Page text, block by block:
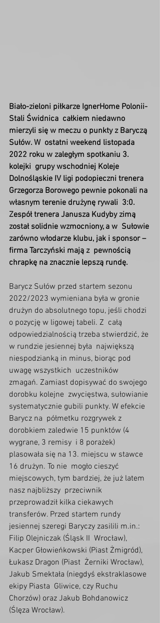
Biało-zieloni piłkarze IgnerHome Polonii-
Stali Świdnica  całkiem niedawno
mierzyli się w meczu o punkty z Baryczą
Sułów. W  ostatni weekend listopada
2022 roku w zaległym spotkaniu 3.
kolejki  grupy wschodniej Koleje
Dolnośląskie IV ligi podopieczni trenera
Grzegorza Borowego pewnie pokonali na
własnym terenie drużynę rywali  3:0.
Zespół trenera Janusza Kudyby zimą
został solidnie wzmocniony, a w  Sułowie
zarówno włodarze klubu, jak i sponsor –
firma Tarczyński mają z  pewnością
chrapkę na znacznie lepszą rundę.
Barycz Sułów przed startem sezonu
2022/2023 wymieniana była w gronie
drużyn do absolutnego topu, jeśli chodzi
o pozycję w ligowej tabeli. Z  całą
odpowiedzialnością trzeba stwierdzić, że
w rundzie jesiennej była  największą
niespodzianką in minus, biorąc pod
uwagę wszystkich  uczestników
zmagań. Zamiast dopisywać do swojego
dorobku kolejne  zwycięstwa, sułowianie
systematycznie gubili punkty. W efekcie
Barycz na  półmetku rozgrywek z
dorobkiem zaledwie 15 punktów (4
wygrane, 3 remisy  i 8 porażek)
plasowała się na 13. miejscu w stawce
16 drużyn. To nie  mogło cieszyć
miejscowych, tym bardziej, że już latem
nasz najbliższy  przeciwnik
przeprowadził kilka ciekawych
transferów. Przed startem rundy
jesiennej szeregi Baryczy zasilili m.in.:
Filip Olejniczak (Śląsk II  Wrocław),
Kacper Głowieńkowski (Piast Żmigród),
Łukasz Dragon (Piast  Żerniki Wrocław),
Jakub Smektała (niegdyś ekstraklasowe
ekipy Piasta  Gliwice, czy Ruchu
Chorzów) oraz Jakub Bohdanowicz
(Ślęza Wrocław).